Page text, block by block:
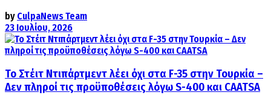
by CulpaNews Team
23 Ιουλίου, 2026
Το Στέιτ Ντιπάρτμεντ λέει όχι στα F-35 στην Τουρκία –
Δεν πληροί τις προϋποθέσεις λόγω S-400 και CAATSA